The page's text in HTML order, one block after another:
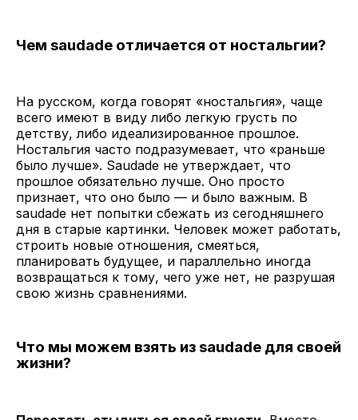
Чем saudade отличается от ностальгии?
На русском, когда говорят «ностальгия», чаще
всего имеют в виду либо легкую грусть по
детству, либо идеализированное прошлое.
Ностальгия часто подразумевает, что «раньше
было лучше». Saudade не утверждает, что
прошлое обязательно лучше. Оно просто
признает, что оно было — и было важным. В
saudade нет попытки сбежать из сегодняшнего
дня в старые картинки. Человек может работать,
строить новые отношения, смеяться,
планировать будущее, и параллельно иногда
возвращаться к тому, чего уже нет, не разрушая
свою жизнь сравнениями.
Что мы можем взять из saudade для своей
жизни?